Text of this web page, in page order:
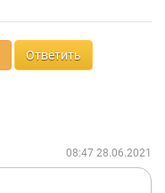
Ответить
08:47 28.06.2021